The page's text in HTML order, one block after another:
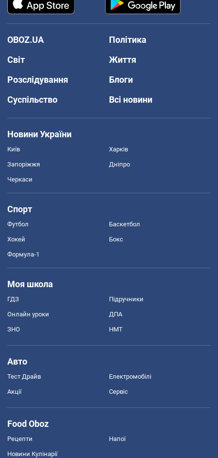
OBOZ.UA
Політика
Світ
Життя
Розслідування
Блоги
Суспільство
Всі новини
Новини України
Київ Харків
Запоріжжя Дніпро
Черкаси
Спорт
Футбол Баскетбол
Хокей Бокс
Формула-1
Моя школа
ГДЗ Підручники
Онлайн уроки ДПА
ЗНО НМТ
Авто
Тест Драйв Електромобілі
Акції Сервіс
Food Oboz
Рецепти Напої
Новини Кулінарії